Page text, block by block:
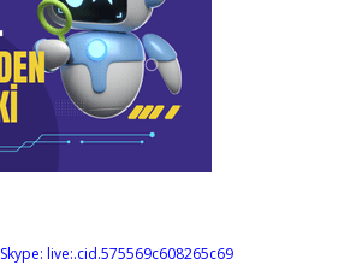
Skype: live:.cid.575569c608265c69